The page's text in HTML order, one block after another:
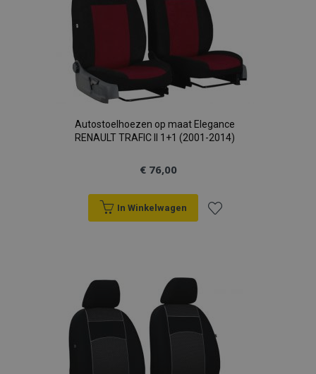
Autostoelhoezen op maat Elegance
RENAULT TRAFIC II 1+1 (2001-2014)
€ 76,00
In Winkelwagen
verlanglijst